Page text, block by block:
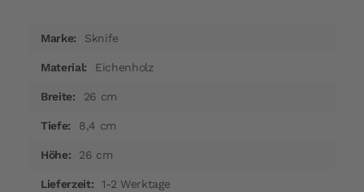
InformationenSknife
Eichenholz
26 cm
8,4 cm
26 cm
1-2 Werktage